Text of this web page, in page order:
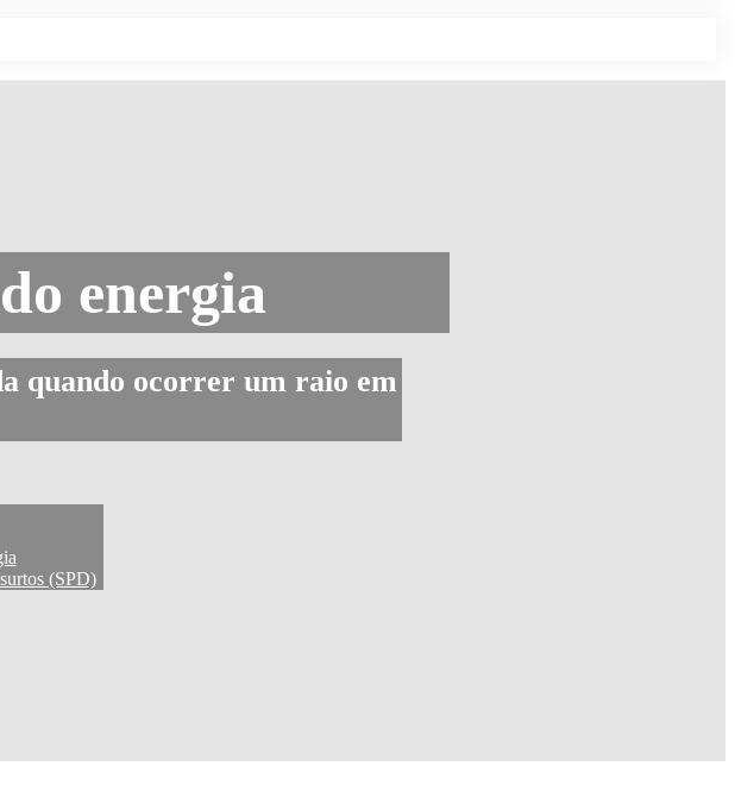
energia
quando ocorrer um raio em
(SPD)